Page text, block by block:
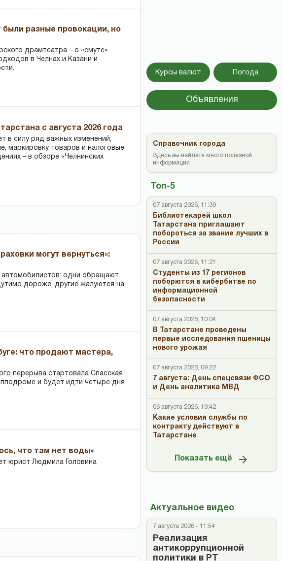
были разные провокации, но
драмтеатра – о «смуте»
в Челнах и Казани и
с августа 2026 года
в силу ряд важных изменений,
маркировку товаров и налоговые
– в обзоре «Челнинских
могут вернуться»:
одни обращают
дороже, другие жалуются на
что продают мастера,
перерыва стартовала Спасская
и будет идти четыре дня
что там нет воды»
юрист Людмила Головина
Курсы валют Погода
Объявления
Топ-5
07 августа 2026, 11:39
Библиотекарей школ
Татарстана приглашают
побороться за звание лучших в
России
07 августа 2026, 11:21
Студенты из 17 регионов
поборются в кибербитве по
информационной
безопасности
07 августа 2026, 10:04
В Татарстане проведены
первые исследования пшеницы
нового урожая
07 августа 2026, 09:22
7 августа: День спецсвязи ФСО
и День аналитика МВД
06 августа 2026, 19:42
Какие условия службы по
контракту действуют в
Татарстане
Показать ещё
Актуальное видео
7 августа 2026 - 11:54
Реализация
антикоррупционной
политики в РТ
Справочник города
Здесь вы найдете много полезной
информации